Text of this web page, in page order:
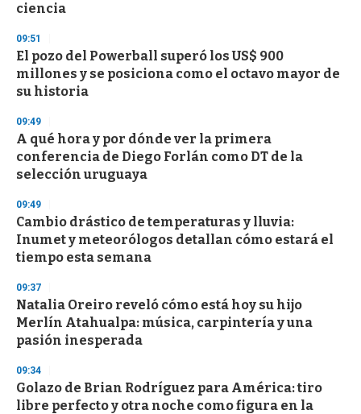
ciencia
09:51
El pozo del Powerball superó los US$ 900
millones y se posiciona como el octavo mayor de
su historia
09:49
A qué hora y por dónde ver la primera
conferencia de Diego Forlán como DT de la
selección uruguaya
09:49
Cambio drástico de temperaturas y lluvia:
Inumet y meteorólogos detallan cómo estará el
tiempo esta semana
09:37
Natalia Oreiro reveló cómo está hoy su hijo
Merlín Atahualpa: música, carpintería y una
pasión inesperada
09:34
Golazo de Brian Rodríguez para América: tiro
libre perfecto y otra noche como figura en la